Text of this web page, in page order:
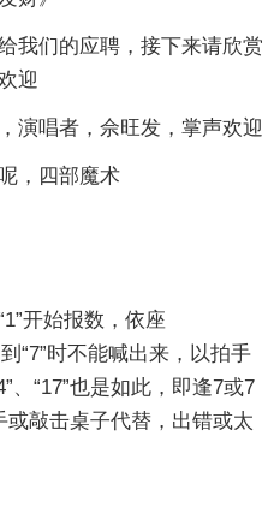
我们的应聘，接下来请欣赏
迎
演唱者，佘旺发，掌声欢迎
，四部魔术
开始报数，依座
到“7”时不能喊出来，以拍手
、“17”也是如此，即逢7或7
敲击桌子代替，出错或太